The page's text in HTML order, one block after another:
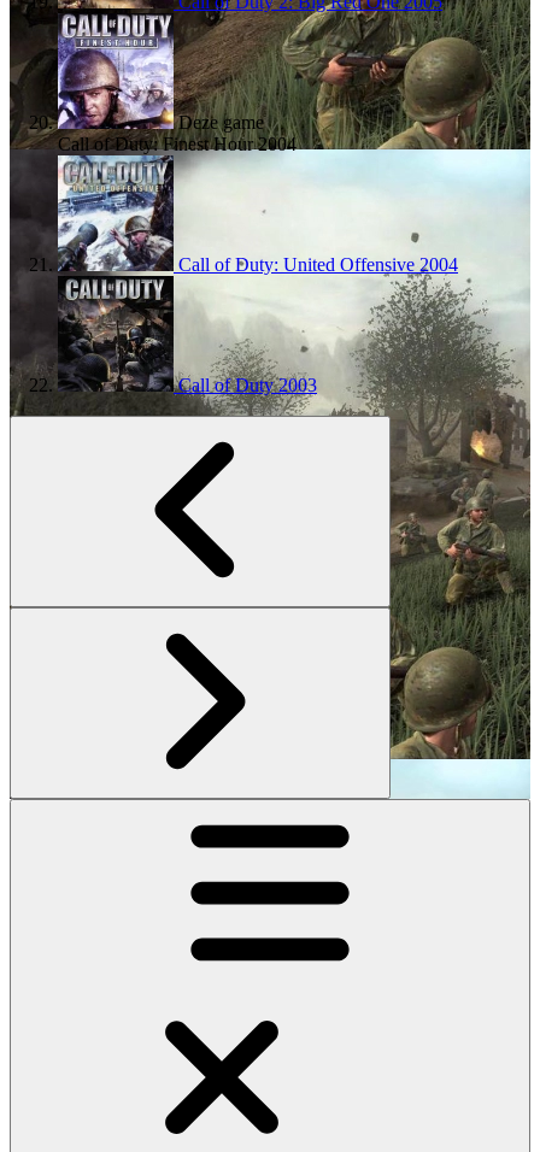
Deze game
Call of Duty: Finest Hour2004
Call of Duty: United Offensive 2004
Call of Duty2003